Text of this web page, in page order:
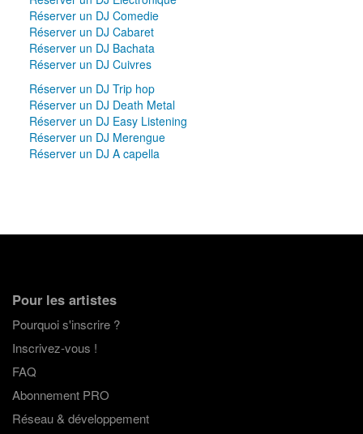
Réserver un DJ Comedie
Réserver un DJ Cabaret
Réserver un DJ Bachata
Réserver un DJ Cuivres
Réserver un DJ Trip hop
Réserver un DJ Death Metal
Réserver un DJ Easy Listening
Réserver un DJ Merengue
Réserver un DJ A capella
Pour les artistes
Pourquoi s'inscrire ?
Inscrivez-vous !
FAQ
Abonnement PRO
Réseau & développement